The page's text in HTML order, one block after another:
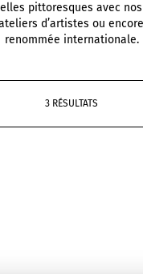
pittoresques avec
d’artistes ou
renommée internationale.
3 RÉSULTATS